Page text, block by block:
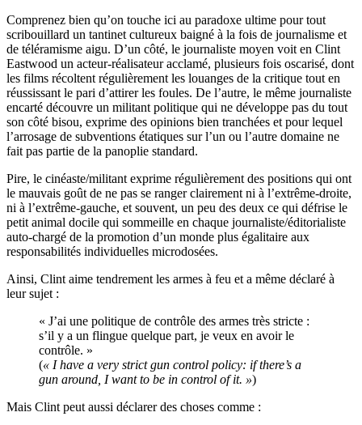
Comprenez bien qu’on touche ici au paradoxe ultime pour tout
scribouillard un tantinet cultureux baigné à la fois de journalisme et
de téléramisme aigu. D’un côté, le journaliste moyen voit en Clint
Eastwood un acteur-réalisateur acclamé, plusieurs fois oscarisé, dont
les films récoltent régulièrement les louanges de la critique tout en
réussissant le pari d’attirer les foules. De l’autre, le même journaliste
encarté découvre un militant politique qui ne développe pas du tout
son côté bisou, exprime des opinions bien tranchées et pour lequel
l’arrosage de subventions étatiques sur l’un ou l’autre domaine ne
fait pas partie de la panoplie standard.
Pire, le cinéaste/militant exprime régulièrement des positions qui ont
le mauvais goût de ne pas se ranger clairement ni à l’extrême-droite,
ni à l’extrême-gauche, et souvent, un peu des deux ce qui défrise le
petit animal docile qui sommeille en chaque journaliste/éditorialiste
auto-chargé de la promotion d’un monde plus égalitaire aux
responsabilités individuelles microdosées.
Ainsi, Clint aime tendrement les armes à feu et a même déclaré à
leur sujet :
« J’ai une politique de contrôle des armes très stricte :
s’il y a un flingue quelque part, je veux en avoir le
contrôle. »
(« I have a very strict gun control policy: if there’s a
gun around, I want to be in control of it. »)
Mais Clint peut aussi déclarer des choses comme :